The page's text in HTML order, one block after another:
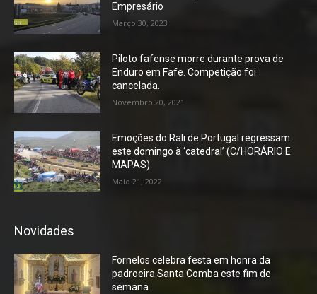
Empresário
Março 30, 2023
Piloto fafense morre durante prova de
Enduro em Fafe. Competição foi
cancelada.
Novembro 20, 2021
Emoções do Rali de Portugal regressam
este domingo à ‘catedral’ (C/HORÁRIO E
MAPAS)
Maio 21, 2022
Novidades
Fornelos celebra festa em honra da
padroeira Santa Comba este fim de
semana